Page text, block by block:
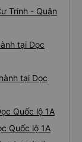
Trinh - Quận
tại Dọc
tại Dọc
Quốc lộ 1A
Quốc lộ 1A